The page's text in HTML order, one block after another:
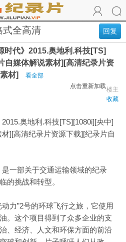
回复
式全高清
时代》2015.奥地利.科技[TS]
自媒体解说素材][高清纪录片资
材]
看全部
点击重新加载楼主
收藏
奥地利.科技[TS][1080i][央中]
][高清纪录片资源下载][纪录片自
是一部关于交通运输领域的纪录
的挑战和转型。
力”2号的环球飞行之旅，它使用
。这个项目得到了众多企业的支
、经济、人文和环保方面的前沿